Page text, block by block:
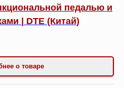
педалью и
| DTE (Китай)
о товаре